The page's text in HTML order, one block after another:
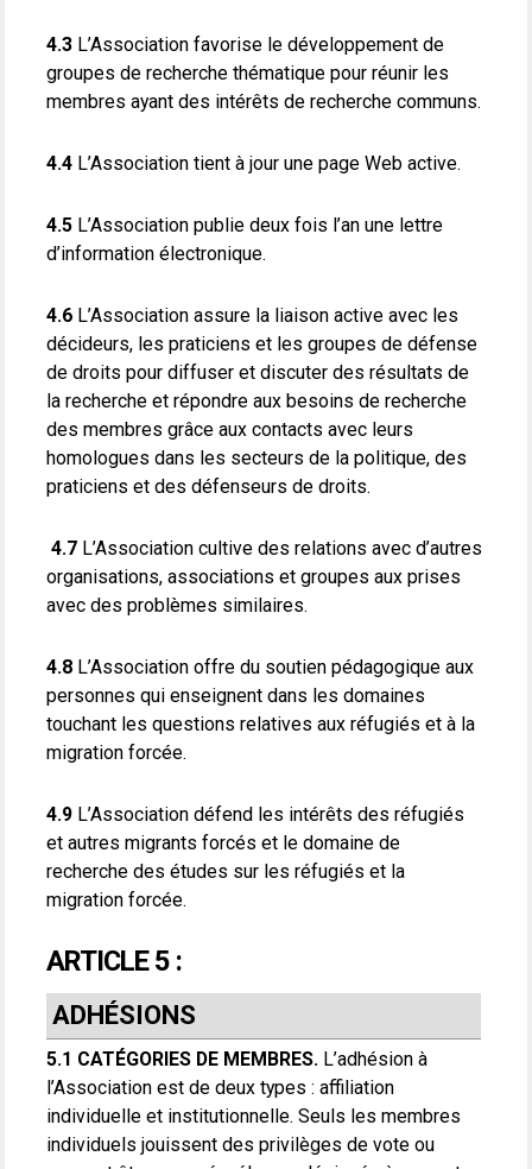
4.3 L’Association favorise le développement de
groupes de recherche thématique pour réunir les
membres ayant des intérêts de recherche communs.
4.4 L’Association tient à jour une page Web active.
4.5 L’Association publie deux fois l’an une lettre
d’information électronique.
4.6 L’Association assure la liaison active avec les
décideurs, les praticiens et les groupes de défense
de droits pour diffuser et discuter des résultats de
la recherche et répondre aux besoins de recherche
des membres grâce aux contacts avec leurs
homologues dans les secteurs de la politique, des
praticiens et des défenseurs de droits.
4.7 L’Association cultive des relations avec d’autres
organisations, associations et groupes aux prises
avec des problèmes similaires.
4.8 L’Association offre du soutien pédagogique aux
personnes qui enseignent dans les domaines
touchant les questions relatives aux réfugiés et à la
migration forcée.
4.9 L’Association défend les intérêts des réfugiés
et autres migrants forcés et le domaine de
recherche des études sur les réfugiés et la
migration forcée.
ARTICLE 5 :
ADHÉSIONS
5.1 CATÉGORIES DE MEMBRES. L’adhésion à
l’Association est de deux types : affiliation
individuelle et institutionnelle. Seuls les membres
individuels jouissent des privilèges de vote ou